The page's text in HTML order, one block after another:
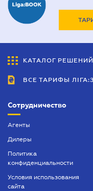
КАТАЛОГ РЕШЕНИЙ
ВСЕ ТАРИФЫ
Сотрудничество
Агенты
Дилеры
Политика
конфиденциальности
Условия использования
сайта